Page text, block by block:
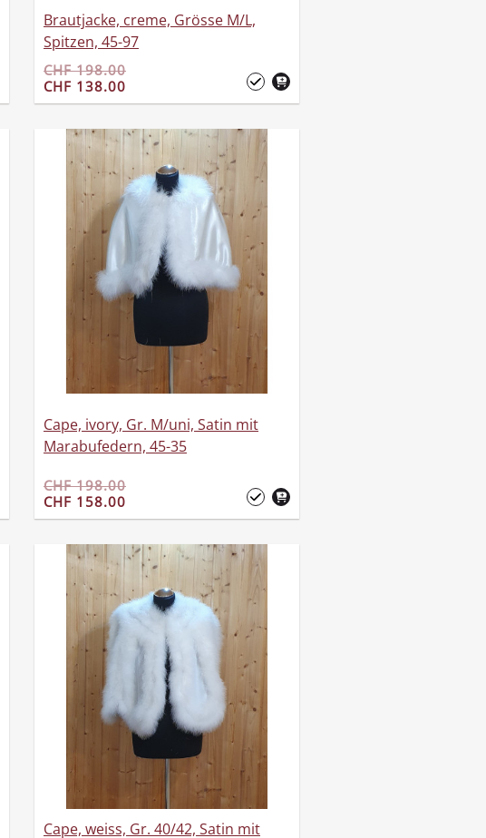
Brautjacke, creme, Grösse M/L,
Spitzen, 45-97
CHF 198.00
CHF 138.00
Cape, ivory, Gr. M/uni, Satin mit
Marabufedern, 45-35
CHF 198.00
CHF 158.00
Cape, weiss, Gr. 40/42, Satin mit